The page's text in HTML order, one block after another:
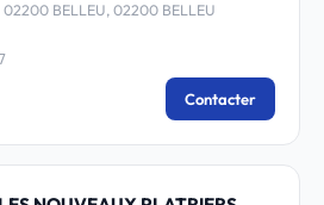
02200 BELLEU, 02200 BELLEU
Contacter